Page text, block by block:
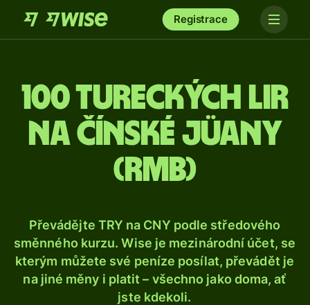
Registrace
100 tureckých lir
na čínské jüany
(rmb)
Převádějte TRY na CNY podle středového
směnného kurzu. Wise je mezinárodní účet, se
kterým můžete své peníze posílat, převádět je
na jiné měny i platit – všechno jako doma, ať
jste kdekoli.